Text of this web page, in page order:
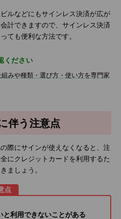
ルなどにもサインレス決済が広が
計できますので、サインレス決済
ても便利な方法です。
ください
みや種類・選び方・使い方を専門家
伴う注意点
際にサインが使えなくなると、注
にクレジットカードを利用するた
ましょう。
点
と利用できないことがある